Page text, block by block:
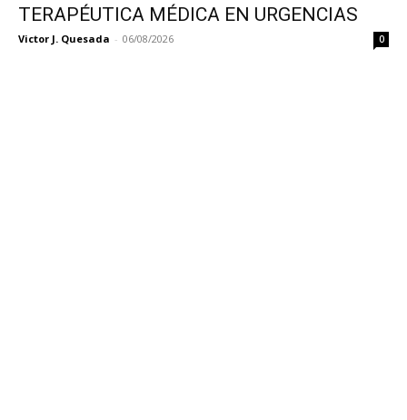
TERAPÉUTICA MÉDICA EN URGENCIAS
Victor J. Quesada - 06/08/2026 0